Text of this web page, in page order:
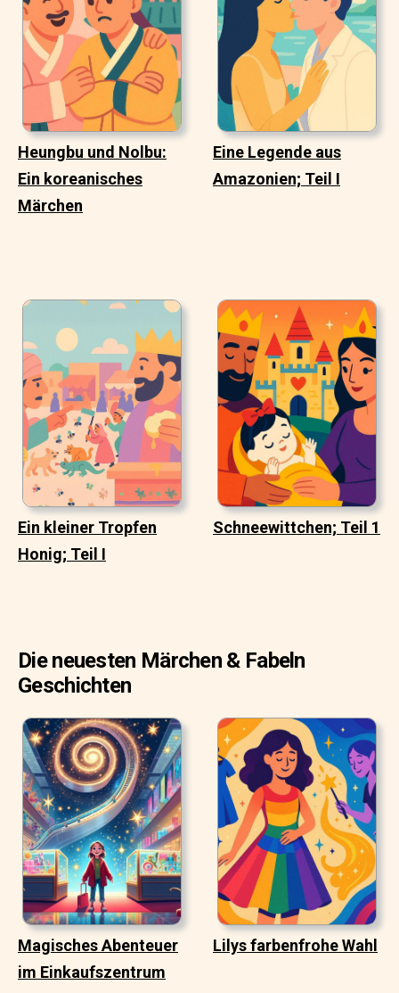
Heungbu und Nolbu:
Ein koreanisches
Märchen
Eine Legende aus
Amazonien; Teil I
Ein kleiner Tropfen
Honig; Teil I
Schneewittchen; Teil 1
Die neuesten Märchen & Fabeln
Geschichten
Magisches Abenteuer
im Einkaufszentrum
Lilys farbenfrohe Wahl